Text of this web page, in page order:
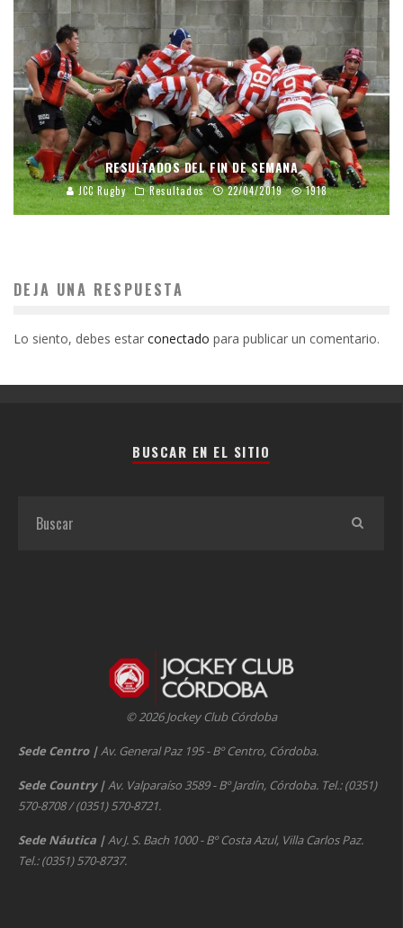
RESULTADOS DEL FIN DE SEMANA
JCC Rugby Resultados 22/04/2019 1918
DEJA UNA RESPUESTA
Lo siento, debes estar conectado para publicar un comentario.
BUSCAR EN EL SITIO
© 2026 Jockey Club Córdoba
Sede Centro |Av. General Paz 195 - Bº Centro, Córdoba.
Sede Country |Av. Valparaíso 3589 - Bº Jardín, Córdoba. Tel.: (0351)
570-8708 / (0351) 570-8721.
Sede Náutica |Av J. S. Bach 1000 - Bº Costa Azul, Villa Carlos Paz.
Tel.: (0351) 570-8737.